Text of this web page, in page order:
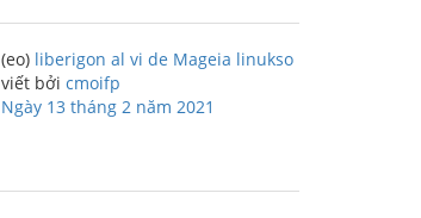
(eo) liberigon al vi de Mageia linukso
viết bởi cmoifp
Ngày 13 tháng 2 năm 2021